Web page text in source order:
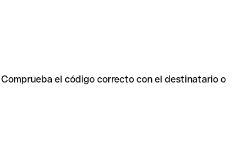
el código correcto con el destinatario o